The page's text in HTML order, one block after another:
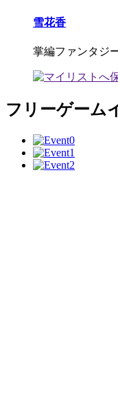
雪花香
掌編ファンタジ
フリーゲーム